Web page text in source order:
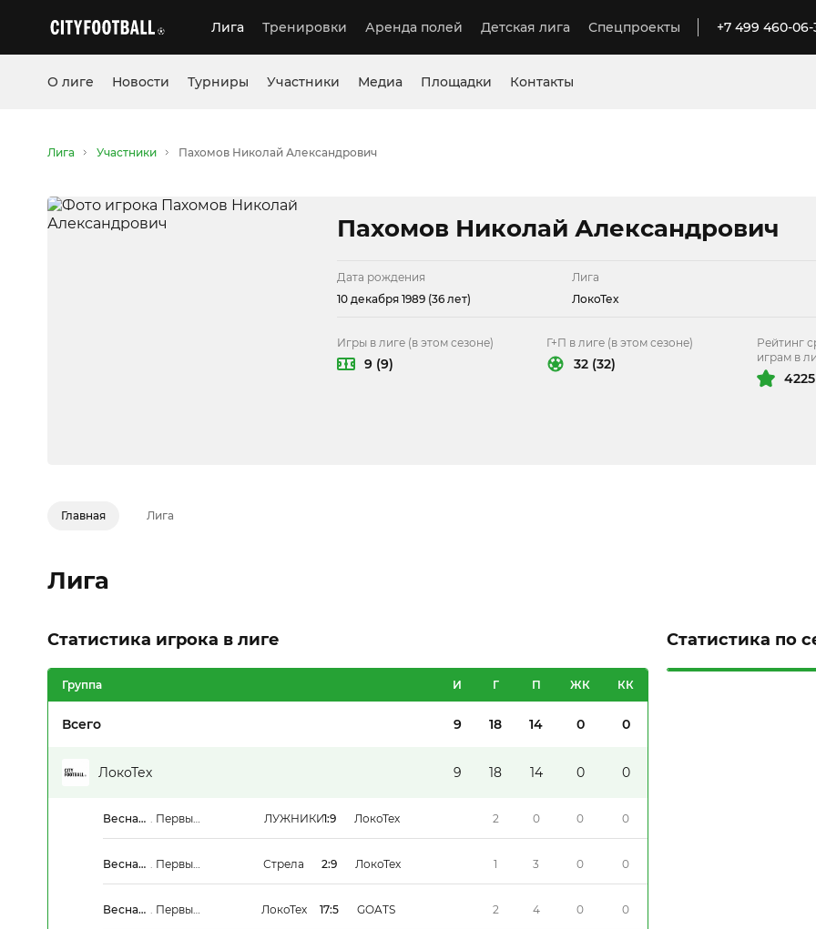
Лига Тренировки Аренда полей Детская лига Спецпроекты +7 499 460-06-
О лиге Новости Турниры Участники Медиа Площадки Контакты
Лига Участники Пахомов Николай Александрович
Пахомов Николай Александрович
Дата рождения
10 декабря 1989 (36 лет)
Лига
ЛокоТех
Игры в лиге (в этом сезоне)
9 (9)
Г+П в лиге (в этом сезоне)
32 (32)
Рейтинг
играм в
4225
Главная Лига
Лига
Статистика игрока в лиге
Группа И Г П ЖК КК
Всего 9 18 14 0 0
ЛокоТех 9 18 14 0 0
Весна- . Первый
ЛУЖНИКИ1:9 ЛокоТех 2 0 0 0
Весна- . Первый
Стрела 2:9 ЛокоТех 1 3 0 0
Весна- . Первый
ЛокоТех 17:5 GOATS 2 4 0 0
Статистика по